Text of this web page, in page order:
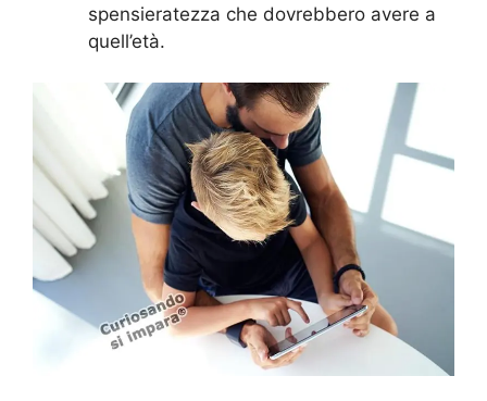
spensieratezza che dovrebbero avere a
quell’età.